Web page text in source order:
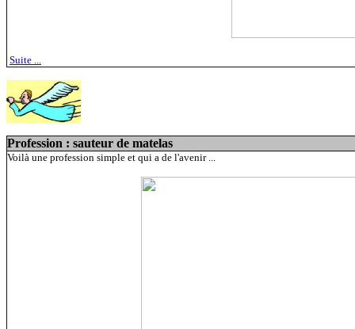
Suite ...
Profession : sauteur de matelas
Voilà une profession simple et qui a de l'avenir ...